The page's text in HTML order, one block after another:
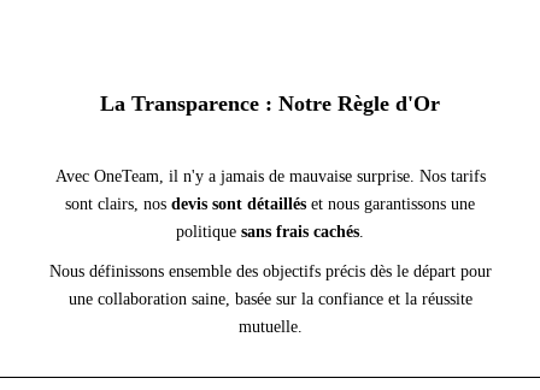
La Transparence : Notre Règle d'Or
Avec OneTeam, il n'y a jamais de mauvaise surprise. Nos tarifs
sont clairs, nos devis sont détaillés et nous garantissons une
politique sans frais cachés.
Nous définissons ensemble des objectifs précis dès le départ pour
une collaboration saine, basée sur la confiance et la réussite
mutuelle.